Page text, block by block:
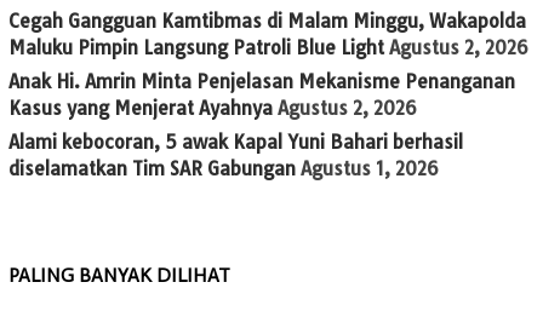
Cegah Gangguan Kamtibmas di Malam Minggu, Wakapolda
Maluku Pimpin Langsung Patroli Blue Light Agustus 2, 2026
Anak Hi. Amrin Minta Penjelasan Mekanisme Penanganan
Kasus yang Menjerat Ayahnya Agustus 2, 2026
Alami kebocoran, 5 awak Kapal Yuni Bahari berhasil
diselamatkan Tim SAR Gabungan Agustus 1, 2026
PALING BANYAK DILIHAT